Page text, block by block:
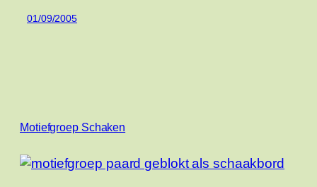
01/09/2005
Motiefgroep Schaken